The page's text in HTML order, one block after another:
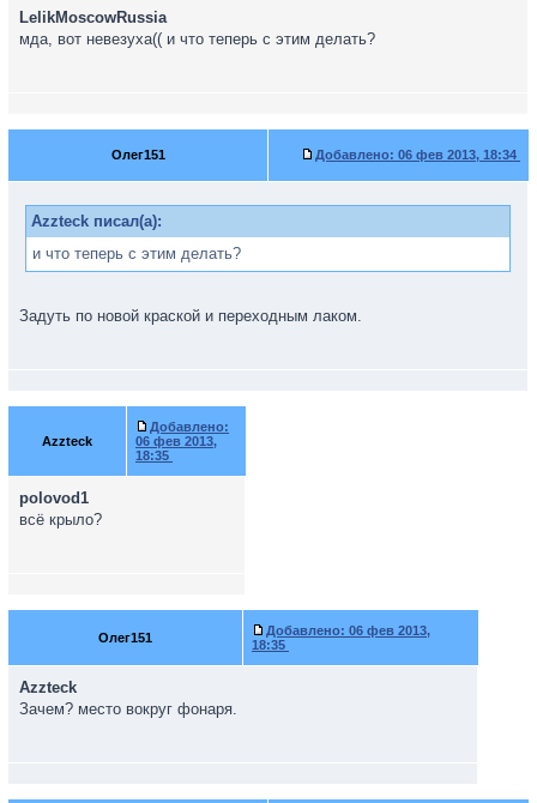
LelikMoscowRussia
мда, вот невезуха(( и что теперь с этим делать?
Олег151 Добавлено: 06 фев 2013, 18:34
Azzteck писал(а):
и что теперь с этим делать?
Задуть по новой краской и переходным лаком.
Azzteck
Добавлено:
06 фев 2013,
18:35
polovod1
всё крыло?
Олег151 Добавлено: 06 фев 2013,
18:35
Azzteck
Зачем? место вокруг фонаря.